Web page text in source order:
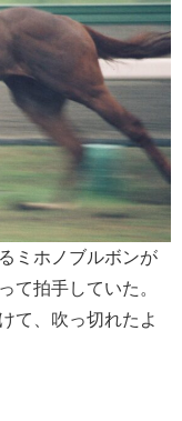
ミホノブルボンが
て拍手していた。
て、吹っ切れたよ